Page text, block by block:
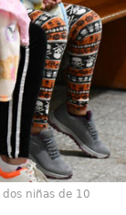
niñas de 10